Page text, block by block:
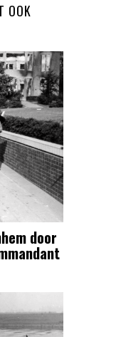
OOK
door